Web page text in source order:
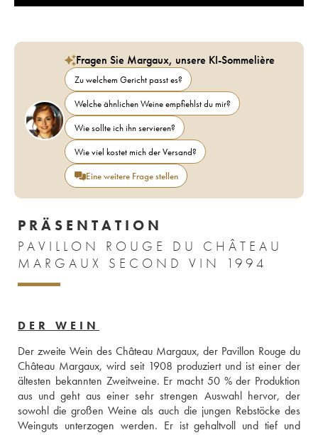
Fragen Sie Margaux, unsere KI-Sommelière
Zu welchem Gericht passt es?
Welche ähnlichen Weine empfiehlst du mir?
Wie sollte ich ihn servieren?
Wie viel kostet mich der Versand?
Eine weitere Frage stellen
PRÄSENTATION
PAVILLON ROUGE DU CHÂTEAU
MARGAUX SECOND VIN 1994
DER WEIN
Der zweite Wein des Château Margaux, der Pavillon Rouge du
Château Margaux, wird seit 1908 produziert und ist einer der
ältesten bekannten Zweitweine. Er macht 50 % der Produktion
aus und geht aus einer sehr strengen Auswahl hervor, der
sowohl die großen Weine als auch die jungen Rebstöcke des
Weinguts unterzogen werden. Er ist gehaltvoll und tief und